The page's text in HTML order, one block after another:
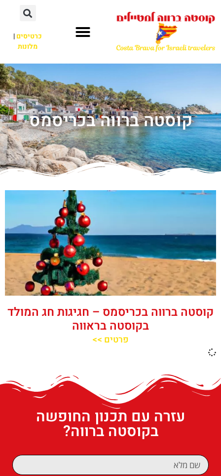
כרטיסים|
מלונות
קוסטה ברווה בכריסמס
קוסטה ברווה בכריסמס – חגיגות חג המולד
בקוסטה בראווה
פרטים >>
עזרה עם תכנון החופשה
בקוסטה ברווה?